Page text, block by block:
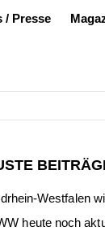
/ Presse
Westfalen
heute noch